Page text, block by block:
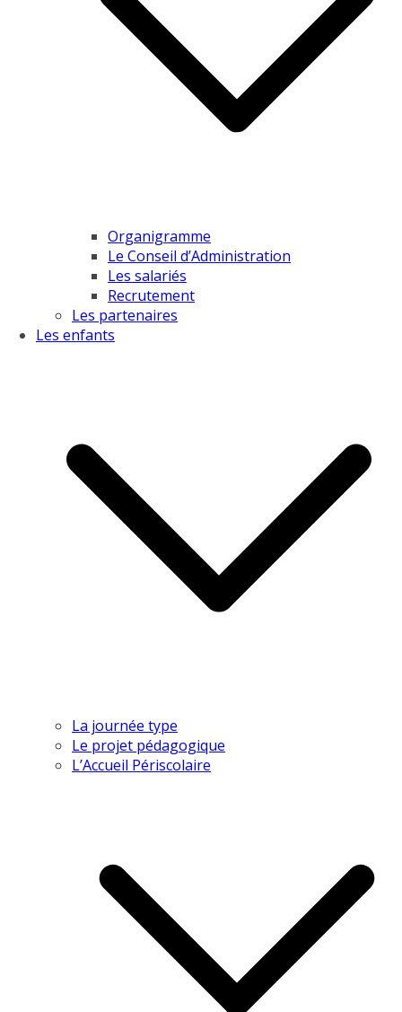
Organigramme
Le Conseil d’Administration
Les salariés
Recrutement
Les partenaires
Les enfants
La journée type
Le projet pédagogique
L’Accueil Périscolaire